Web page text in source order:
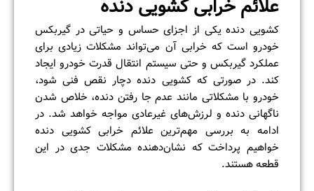
علائم خرابی کشویی دنده
کشویی دنده یکی از اجزای حساس و حیاتی در گیربکس
خودرو است که خرابی آن می‌تواند مشکلات زیادی برای
عملکرد گیربکس و حتی سیستم انتقال قدرت خودرو ایجاد
کند. در صورتی که کشویی دنده دچار نقص فنی شود،
خودرو با مشکلاتی مانند عدم جا رفتن دنده، خلاص شدن
ناگهانی دنده و لرزش‌های غیرعادی مواجه خواهد شد. در
ادامه به بررسی مهم‌ترین علائم خرابی کشویی دنده
خواهیم پرداخت که نشان‌دهنده مشکلات جدی در این
قطعه هستند.